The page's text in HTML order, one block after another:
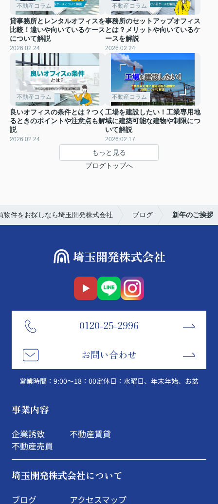
不動産コラム
貸事務所とレンタルオフィスを
比較！違いや向いているケース
について解説
2026.02.24
不動産コラム
事務所のセットアップオフィス
とは？メリットや向いているケ
ースを解説
2026.02.24
不動産コラム
良いオフィスの条件とは？つく
るときのポイントや注意点も解
説
2026.02.24
不動産コラム
工場を建設したい！工業専用地
域に建築可能な建物や制限につ
いて解説
2026.02.17
もっと見る
ブログトップへ
物件をお探しなら埼玉開発株式会社 ブログ 新年のご挨拶
0120-25-2996
お問い合わせ
営業時間：9:00～18：00定休日：水曜日、年末年始、お盆
事業内容
企業誘致
不動産売買
不動産賃貸
埼玉開発株式会社について
ブログ アクセスマップ